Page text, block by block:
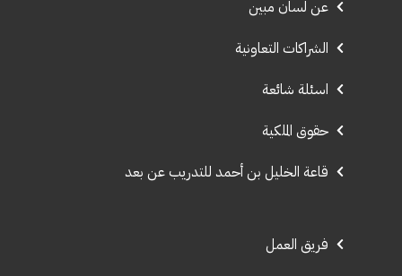
عن لسان مبين
الشراكات التعاونية
اسئلة شائعة
حقوق الملكية
قاعة الخليل بن أحمد للتدريب عن بعد
فريق العمل